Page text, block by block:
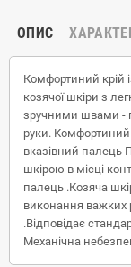
ОПИС
Комфортиний крій
козячої шкіри з
зручними швами -
руки.
вказівний палець
шкірою в місці
палець .Козяча
виконання важких
.Відповідає
Механічна